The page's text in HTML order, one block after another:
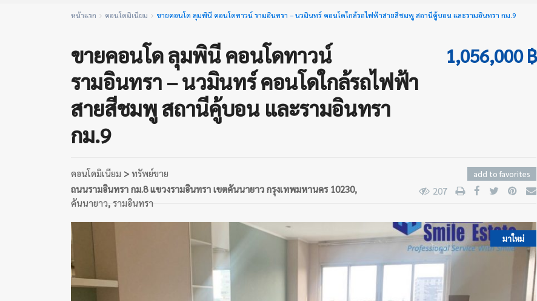
หน้าแรก คอนโดมิเนียม ขายคอนโด ลุมพินี คอนโดทาวน์ รามอินทรา – นวมินทร์ คอนโดใกล้รถไฟฟ้าสายสีชมพู สถานีคู้บอน และรามอินทรา กม.9
ขายคอนโด ลุมพินี คอนโดทาวน์
รามอินทรา – นวมินทร์ คอนโดใกล้รถไฟฟ้า
สายสีชมพู สถานีคู้บอน และรามอินทรา
กม.9
1,056,000 ฿
คอนโดมิเนียม > ทรัพย์ขาย
ถนนรามอินทรา กม.8 แขวงรามอินทรา เขตคันนายาว กรุงเทพมหานคร 10230,
คันนายาว, รามอินทรา
add to favorites
207
มาใหม่